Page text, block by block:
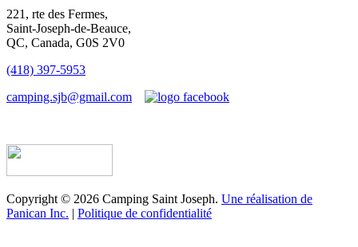
221, rte des Fermes,
Saint-Joseph-de-Beauce,
QC, Canada, G0S 2V0
(418) 397-5953
camping.sjb@gmail.com
Copyright © 2026 Camping Saint Joseph. Une réalisation de
Panican Inc. | Politique de confidentialité